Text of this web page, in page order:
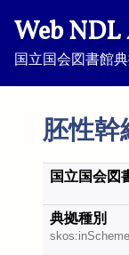
Web
国立国会図書館
胚性幹
国立国会図
典拠種別
skos:inScheme